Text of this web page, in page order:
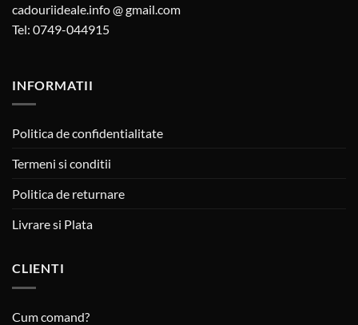
cadouriideale.info @ gmail.com
Tel: 0749-044915
INFORMATII
Politica de confidentialitate
Termeni si conditii
Politica de returnare
Livrare si Plata
CLIENTI
Cum comand?